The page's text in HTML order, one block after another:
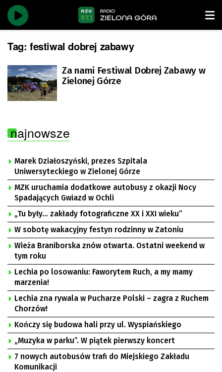
Tag: festiwal dobrej zabawy
Za nami Festiwal Dobrej Zabawy w
Zielonej Górze
najnowsze
Marek Działoszyński, prezes Szpitala
Uniwersyteckiego w Zielonej Górze
MZK uruchamia dodatkowe autobusy z okazji Nocy
Spadających Gwiazd w Ochli
„Tu były… zakłady fotograficzne XX i XXI wieku”
W sobotę wakacyjny festyn rodzinny w Zatoniu
Wieża Braniborska znów otwarta. Ostatni weekend w
tym roku
Lechia po losowaniu: Faworytem Ruch, a my mamy
marzenia!
Lechia zna rywala w Pucharze Polski – zagra z Ruchem
Chorzów!
Kończy się budowa hali przy ul. Wyspiańskiego
„Muzyka w parku”. W piątek pierwszy koncert
7 nowych autobusów trafi do Miejskiego Zakładu
Komunikacji